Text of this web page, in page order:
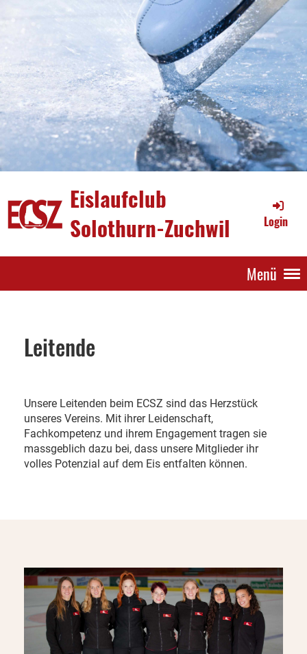
Eislaufclub
Solothurn-Zuchwil
Login
Menü
Leitende
Unsere Leitenden beim ECSZ sind das Herzstück
unseres Vereins. Mit ihrer Leidenschaft,
Fachkompetenz und ihrem Engagement tragen sie
massgeblich dazu bei, dass unsere Mitglieder ihr
volles Potenzial auf dem Eis entfalten können.